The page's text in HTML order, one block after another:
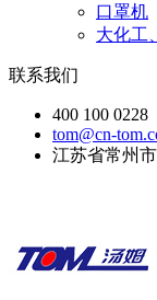
口罩机
大化工
联系我们
400 100 0228
tom@cn-
江苏省常州